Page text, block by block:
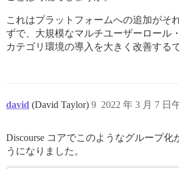
これはプラットフォームへの追加がそ
ずで、大規模なマルチユーザーロール
カテゴリ環境の導入を大きく改善する
david (David Taylor) 2022 年 3 月 7 日
9
Discourse コアでこのようなグループ化
うになりました。